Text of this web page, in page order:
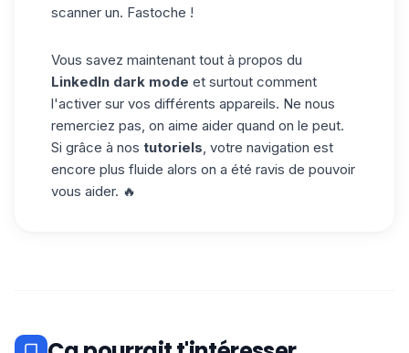
scanner un. Fastoche !
Vous savez maintenant tout à propos du
LinkedIn dark mode et surtout comment
l'activer sur vos différents appareils. Ne nous
remerciez pas, on aime aider quand on le peut.
Si grâce à nos tutoriels , votre navigation est
encore plus fluide alors on a été ravis de pouvoir
vous aider. 🔥